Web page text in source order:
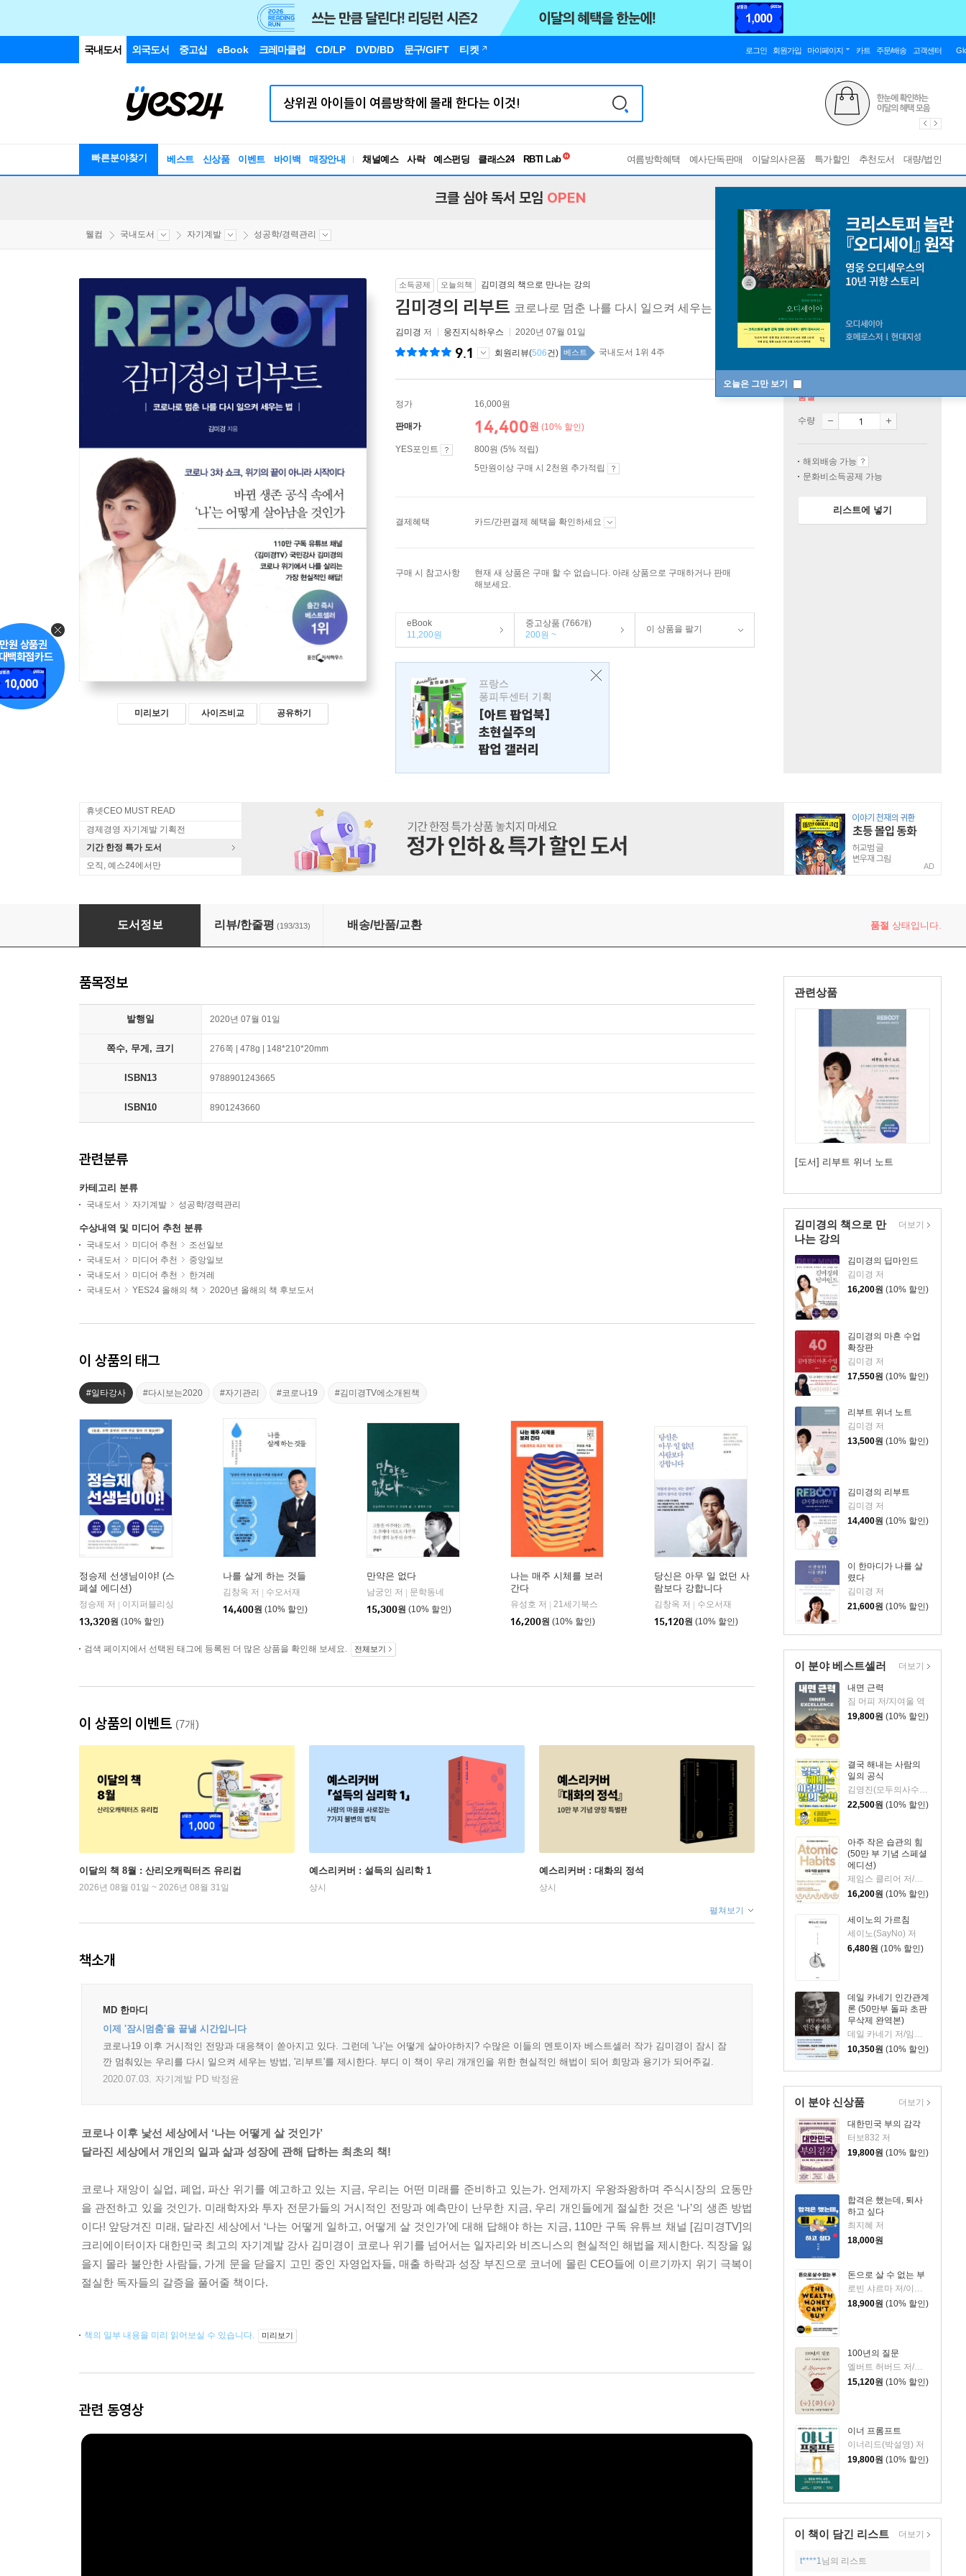
국내도서 외국도서 중고샵 eBook 크레마클럽 CD/LP DVD/BD 문구/GIFT 티켓 로그인 회원가입 마이페이지 카트 주문/배송 고객센터
빠른분야찾기 베스트 신상품 이벤트 바이백 매장안내 채널예스 사락 예스펀딩 클래스24
RBTI Lab
독서유형검사
여름방학혜택 예사단독판매 이달의사은품 특가할인 추천도서 대량/법인
오늘은 그만 보기
크클 심야 독서 모임 OPEN
웰컴 국내도서 자기계발 성공학/경력관리
미리보기 사이즈비교 공유하기
소득공제 오늘의책 김미경의 책으로 만나는 강의
김미경의 리부트 코로나로 멈춘 나를 다시 일으켜 세우는 법
김미경 저 웅진지식하우스 2020년 07월 01일
9.1 회원리뷰(506건) 베스트 국내도서 1위 4주
정가 16,000원
판매가 14,400원 (10% 할인)
YES포인트
800원 (5% 적립)
5만원이상 구매 시 2천원 추가적립
결제혜택 카드/간편결제 혜택을 확인하세요
구매 시 참고사항
현재 새 상품은 구매 할 수 없습니다. 아래 상품으로 구매하거나 판매
해보세요.
eBook
11,200원
중고상품 (766개)
200원 ~
이 상품을 팔기
프랑스
퐁피두센터 기획
[아트 팝업북]
초현실주의
팝업 갤러리
품절
수량
해외배송 가능
문화비소득공제 가능
리스트에 넣기
휴넷CEO MUST READ
경제경영 자기계발 기획전
기간 한정 특가 도서
오직, 예스24에서만
AD
김미경의 리부트
도서정보 리뷰/한줄평 (193/313) 배송/반품/교환 품절 상태입니다.
관련상품
[도서] 리부트 위너 노트
김미경의 책으로 만
나는 강의
김미경의 딥마인드
김미경 저
16,200원 (10% 할인)
김미경의 마흔 수업
확장판
김미경 저
17,550원 (10% 할인)
리부트 위너 노트
김미경 저
13,500원 (10% 할인)
김미경의 리부트
김미경 저
14,400원 (10% 할인)
이 한마디가 나를 살
렸다
김미경 저
21,600원 (10% 할인)
더보기
이 분야 베스트셀러
내면 근력
짐 머피 저/지여울 역
19,800원 (10% 할인)
결국 해내는 사람의
일의 공식
22,500원 (10% 할인)
아주 작은 습관의 힘
(50만 부 기념 스페셜
에디션)
제임스 클리어 저/이한이 역
16,200원 (10% 할인)
세이노의 가르침
세이노(SayNo) 저
6,480원 (10% 할인)
데일 카네기 인간관계
론 (50만부 돌파 초판
무삭제 완역본)
데일 카네기 저/임상훈 역
10,350원 (10% 할인)
더보기
이 분야 신상품
대한민국 부의 감각
터보832 저
19,800원 (10% 할인)
합격은 했는데, 퇴사
하고 싶다
최지혜 저
18,000원
돈으로 살 수 없는 부
18,900원 (10% 할인)
100년의 질문
엘버트 허버드 저/충희 편
15,120원 (10% 할인)
이너 프롬프트
이너리드(박설영) 저
19,800원 (10% 할인)
더보기
이 책이 담긴 리스트 더보기
t****1 님의 리스트
품목정보
발행일 2020년 07월 01일
쪽수, 무게, 크기 276쪽 | 478g | 148*210*20mm
ISBN13 9788901243665
ISBN10 8901243660
관련분류
카테고리 분류
국내도서 자기계발 성공학/경력관리
수상내역 및 미디어 추천 분류
국내도서 미디어 추천
조선일보
국내도서
미디어 추천
중앙일보
국내도서
미디어 추천
한겨레
국내도서
YES24 올해의 책 2020년 올해의 책 후보도서
이 상품의 태그
#일타강사 #다시보는2020 #자기관리 #코로나19 #김미경TV에소개된책
정승제 선생님이야! (스
페셜 에디션)
정승제 저
이지퍼블리싱
13,320원 (10% 할인)
나를 살게 하는 것들
김창옥 저
수오서재
14,400원 (10% 할인)
만약은 없다
남궁인 저
문학동네
15,300원 (10% 할인)
나는 매주 시체를 보러
간다
유성호 저
21세기북스
16,200원 (10% 할인)
당신은 아무 일 없던 사
람보다 강합니다
김창옥 저
수오서재
15,120원 (10% 할인)
검색 페이지에서 선택된 태그에 등록된 더 많은 상품을 확인해 보세요. 전체보기
이 상품의 이벤트 (7개)
이달의 책 8월 : 산리오캐릭터즈 유리컵
2026년 08월 01일 ~ 2026년 08월 31일
예스리커버 : 설득의 심리학 1
상시
예스리커버 : 대화의 정석
상시
펼쳐보기
책소개
MD 한마디
이제 '잠시멈춤'을 끝낼 시간입니다
코로나19 이후 거시적인 전망과 대응책이 쏟아지고 있다. 그런데 '나'는 어떻게 살아야하지? 수많은 이들의 멘토이자 베스트셀러 작가 김미경이 잠시 잠
깐 멈춰있는 우리를 다시 일으켜 세우는 방법, '리부트'를 제시한다. 부디 이 책이 우리 개개인을 위한 현실적인 해법이 되어 희망과 용기가 되어주길.
2020.07.03. 자기계발 PD 박정윤
코로나 이후 낯선 세상에서 ‘나는 어떻게 살 것인가’
달라진 세상에서 개인의 일과 삶과 성장에 관해 답하는 최초의 책!
코로나 재앙이 실업, 폐업, 파산 위기를 예고하고 있는 지금, 우리는 어떤 미래를 준비하고 있는가. 언제까지 우왕좌왕하며 주식시장의 요동만
을 관전하고 있을 것인가. 미래학자와 투자 전문가들의 거시적인 전망과 예측만이 난무한 지금, 우리 개인들에게 절실한 것은 ‘나’의 생존 방법
이다! 앞당겨진 미래, 달라진 세상에서 ‘나는 어떻게 일하고, 어떻게 살 것인가’에 대해 답해야 하는 지금, 110만 구독 유튜브 채널 [김미경TV]의
크리에이터이자 대한민국 최고의 자기계발 강사 김미경이 코로나 위기를 넘어서는 일자리와 비즈니스의 현실적인 해법을 제시한다. 직장을 잃
을지 몰라 불안한 사람들, 가게 문을 닫을지 고민 중인 자영업자들, 매출 하락과 성장 부진으로 코너에 몰린 CEO들에 이르기까지 위기 극복이
절실한 독자들의 갈증을 풀어줄 책이다.
책의 일부 내용을 미리 읽어보실 수 있습니다. 미리보기
관련 동영상